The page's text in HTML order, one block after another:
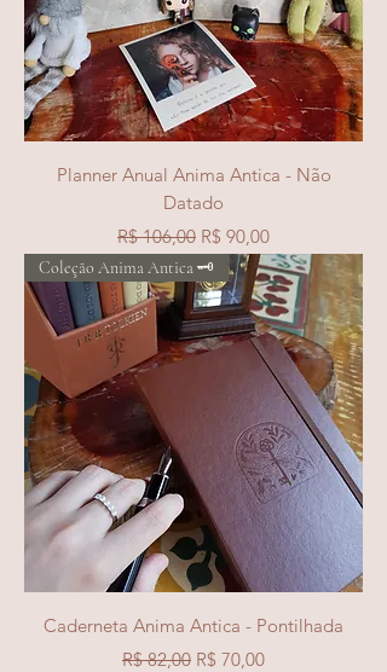
Planner Anual Anima Antica - Não
Datado
Preço normal
R$ 106,00 Preço promocional
R$ 90,00
Coleção Anima Antica 🗝️
Caderneta Anima Antica - Pontilhada
Preço normal
R$ 82,00 Preço promocional
R$ 70,00